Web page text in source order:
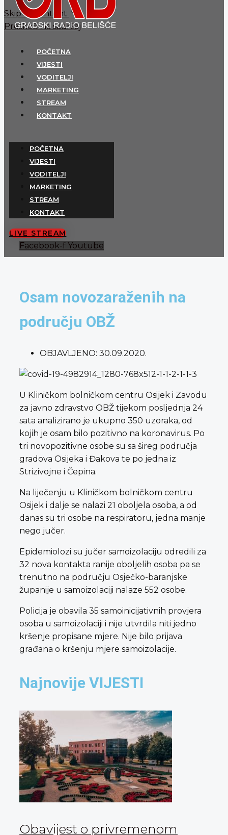
Skip to content
Preskoči na sadržaj
POČETNA
VIJESTI
VODITELJI
MARKETING
STREAM
KONTAKT
POČETNA
VIJESTI
VODITELJI
MARKETING
STREAM
KONTAKT
LIVE STREAM
Facebook-f Youtube
Osam novozaraženih na
području OBŽ
OBJAVLJENO: 30.09.2020.
U Kliničkom bolničkom centru Osijek i Zavodu
za javno zdravstvo OBŽ tijekom posljednja 24
sata analizirano je ukupno 350 uzoraka, od
kojih je osam bilo pozitivno na koronavirus. Po
tri novopozitivne osobe su sa šireg područja
gradova Osijeka i Đakova te po jedna iz
Strizivojne i Čepina.
Na liječenju u Kliničkom bolničkom centru
Osijek i dalje se nalazi 21 oboljela osoba, a od
danas su tri osobe na respiratoru, jedna manje
nego jučer.
Epidemiolozi su jučer samoizolaciju odredili za
32 nova kontakta ranije oboljelih osoba pa se
trenutno na području Osječko-baranjske
županije u samoizolaciji nalaze 552 osobe.
Policija je obavila 35 samoinicijativnih provjera
osoba u samoizolaciji i nije utvrdila niti jedno
kršenje propisane mjere. Nije bilo prijava
građana o kršenju mjere samoizolacije.
Najnovije VIJESTI
Obavijest o privremenom